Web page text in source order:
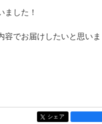
した！
容でお届けしたいと思いま
entry1454
シェア